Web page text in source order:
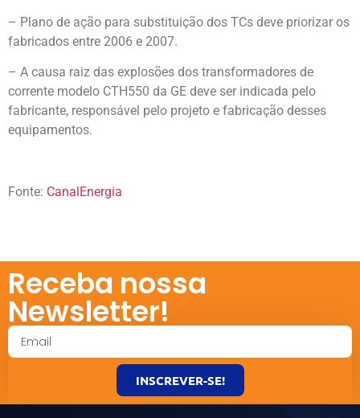
– Plano de ação para substituição dos TCs deve priorizar os
fabricados entre 2006 e 2007.
– A causa raiz das explosões dos transformadores de
corrente modelo CTH550 da GE deve ser indicada pelo
fabricante, responsável pelo projeto e fabricação desses
equipamentos.
Fonte: CanalEnergia
Receba nossa
Newsletter!
INSCREVER-SE!